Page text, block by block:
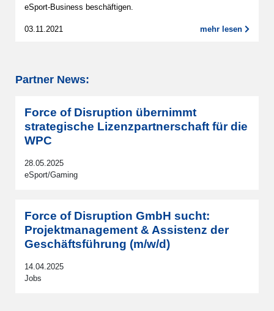
eSport-Business beschäftigen.
03.11.2021 mehr lesen
Partner News:
Force of Disruption übernimmt
strategische Lizenzpartnerschaft für die
WPC
28.05.2025
eSport/Gaming
Force of Disruption GmbH sucht:
Projektmanagement & Assistenz der
Geschäftsführung (m/w/d)
14.04.2025
Jobs